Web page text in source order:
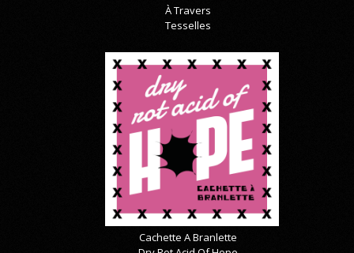
À Travers
Tesselles
Cachette A Branlette